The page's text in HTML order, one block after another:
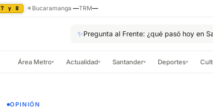
7 y 8 ☀Bucaramanga —TRM—
✨Pregunta al Frente: ¿qué pasó hoy en
Área Metro▾ Actualidad▾ Santander▾ Deportes▾
OPINIÓN